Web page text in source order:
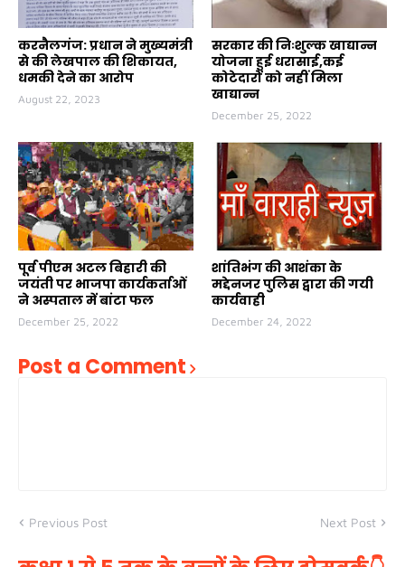
करनैलगंज: प्रधान ने मुख्यमंत्री
से की लेखपाल की शिकायत,
धमकी देने का आरोप
August 22, 2023
सरकार की निःशुल्क खाद्यान्न
योजना हुई धरासाई,कई
कोटेदारों को नहीं मिला
खाद्यान्न
December 25, 2022
पूर्व पीएम अटल बिहारी की
जयंती पर भाजपा कार्यकर्ताओं
ने अस्पताल में बांटा फल
December 25, 2022
शांतिभंग की आशंका के
मद्देनजर पुलिस द्वारा की गयी
कार्यवाही
December 24, 2022
Post a Comment
Previous Post Next Post